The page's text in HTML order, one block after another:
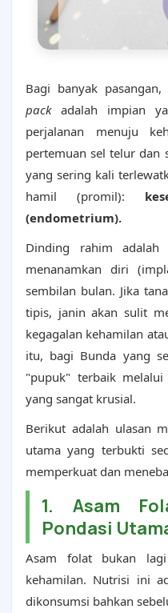
Bagi banyak
packadalah impian
perjalanan menuju
pertemuan sel telur dan
yang sering kali
hamil (promil):
(endometrium).
Dinding rahim
menanamkan diri
sembilan bulan. Jika
tipis, janin akan sulit
kegagalan kehamilan
itu, bagi Bunda yang
"pupuk" terbaik
yang sangat krusial.
Berikut adalah ulasan
utama yang terbukti
memperkuat dan
1. Asam
Pondasi
Asam folat bukan
kehamilan. Nutrisi ini
dikonsumsi bahkan